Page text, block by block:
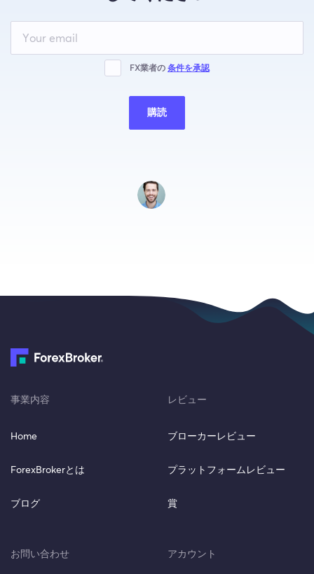
this
blank
FX業者の 条件を承認
購読
事業内容
Home
ForexBrokerとは
ブログ
レビュー
ブローカーレビュー
プラットフォームレビュー
賞
お問い合わせ アカウント